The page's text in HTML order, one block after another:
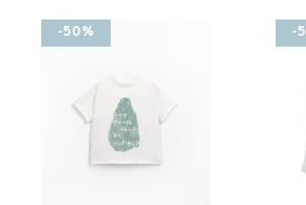
– Rustige en tijdloze uitstraling
– Duurzaam design
Productdetails:
– Merk: Play Up
– Productnaam: Zwembroek
– Type: Zwembroek
-50% -